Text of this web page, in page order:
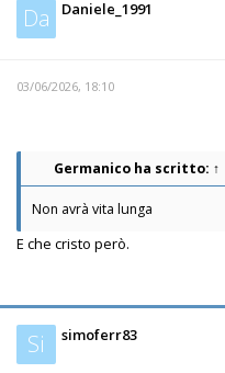
Da Daniele_1991
03/06/2026, 18:10
Germanico ha scritto: ↑
Non avrà vita lunga
E che cristo però.
Si simoferr83